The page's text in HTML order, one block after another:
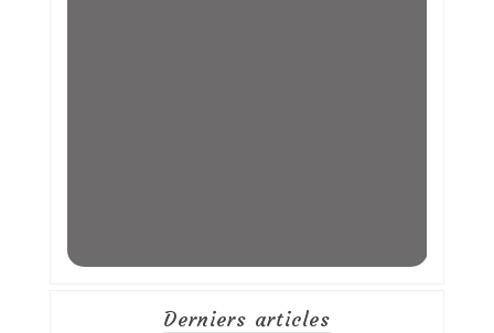
Derniers articles